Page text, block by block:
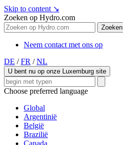
Skip to content ↘
Zoeken op Hydro.com
Zoeken
Neem contact met ons op
DE / FR / NL
U bent nu op onze Luxemburg site
Choose preferred language
Global
Argentinië
België
Brazilië
Canada